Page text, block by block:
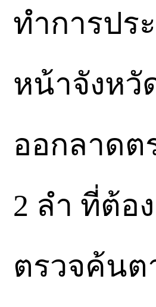
ทำการปร
หน้าจังหวั
ออกลาดต
2 ลำ ที่ต้อ
ตรวจค้นต